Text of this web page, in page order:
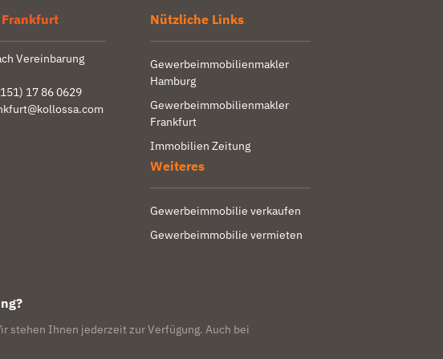
Vereinbarung
17 86 0629
Nützliche Links
Gewerbeimmobilienmakler
Hamburg
Gewerbeimmobilienmakler
Frankfurt
Immobilien Zeitung
Weiteres
Gewerbeimmobilie verkaufen
Gewerbeimmobilie vermieten
stehen Ihnen jederzeit zur Verfügung. Auch bei